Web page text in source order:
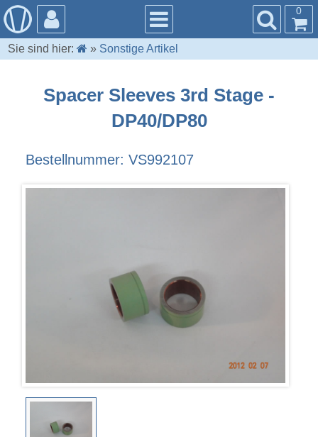
0
Sie sind hier: » Sonstige Artikel
Spacer Sleeves 3rd Stage -
DP40/DP80
Bestellnummer: VS992107